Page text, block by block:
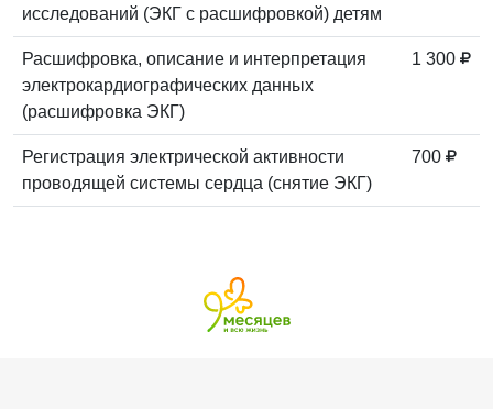
исследований (ЭКГ с расшифровкой) детям
Расшифровка, описание и интерпретация
электрокардиографических данных
(расшифровка ЭКГ)
1 300
Регистрация электрической активности
проводящей системы сердца (снятие ЭКГ)
700